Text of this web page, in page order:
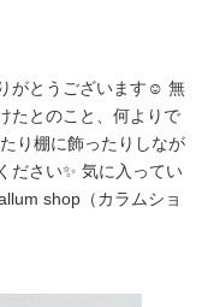
がとうございます☺️ 無
たとのこと、何よりで
り棚に飾ったりしなが
ださい✨ 気に入ってい
shop（カラムショ